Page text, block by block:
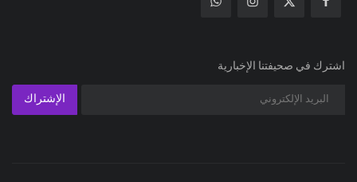
اشترك في صحيفتنا الإخبارية
الإشتراك